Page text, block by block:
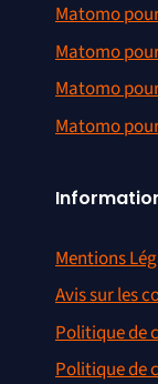
Matomo
Matomo
Matomo
Matomo
Mentions
Avis sur les
Politique de
Politique de